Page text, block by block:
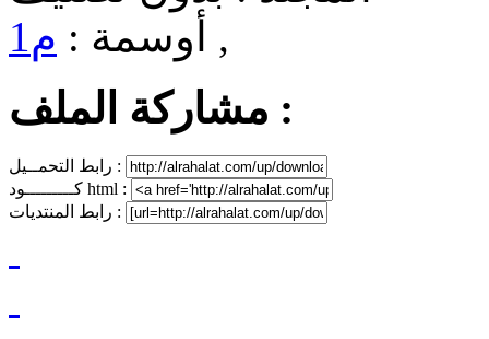
أوسمة : م1 ,
مشاركة الملف :
رابط التحمــيل :
كـــــــــود html :
رابط المنتديات :